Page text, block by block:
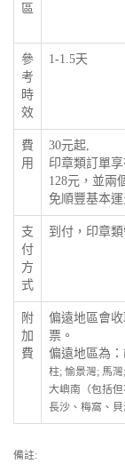
區
參
考
時
效
1-1.5天
費
用
30元起,
印章類訂單
128元，並兩
免順豐基本運
支
付
方
式
到付，印章
附
加
費
偏遠地區會
票。
偏遠地區為：
柱; 愉景灣; 馬
大嶼南（包括
長沙、梅窩、貝
備註: